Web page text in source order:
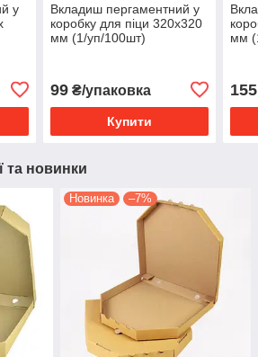
у
Вкладиш пергаментний у
коробку для піци 320х320
мм (1/уп/100шт)
99₴/упаковка
Купити
мм
155
та новинки
Новинка –7%